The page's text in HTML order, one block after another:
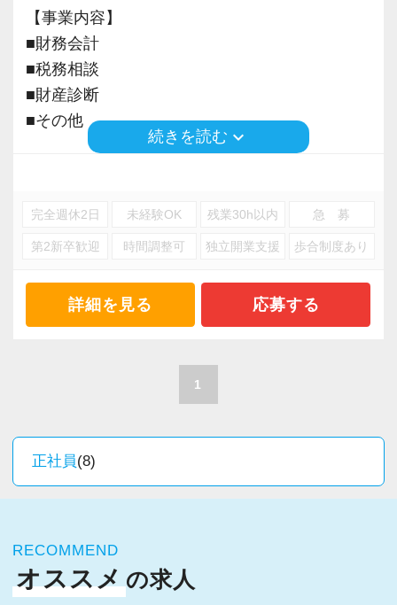
いまの仕事が次の仕事につながるよう、とこと
ん納得がいくまで調べるように心がけていま
す。
仕事のチャンスは多い会社です。
責任感があって積極的な方、お待ちしていま
ではありません。
こうした価値観に共感していただける方と一緒
に働きたいと思っています。
会計・税務のエキスパートとして法人税から一
歩先に進んだステージで活躍したい方は、ぜひ
【現役スタッフの声】
＜正社員（経験者）／入所4年目／男性／4科目
この会社を選んだのは、従業員数が多い会社の
ほうがさまざまな情報が集まってきて、よりよ
私は試験に合わせて夏休みをいただいていま
様に頼りされる税理士を目指していきたいで
す。
してほしいと考えており、夏休みは9連休取得推
奨！
よりメリハリのある働き方を目指しています。
また、受験生の方には試験休みを付与し勉強と
仕事が両立しやすい環境を整えています。
【この仕事の醍醐味は、自分自身が人気商品と
サービスの品質はもちろんお客様の満足度も自
分次第。
接感謝されるやりがいはなかなか味わえるもの
に働きたいと思っています。
会計・税務のエキスパートとして未経験からこ
当法人へお越しください！
【現役スタッフの声】
【事業内容】
■財務会計
■税務相談
■財産診断
■その他
続きを読む keyboard_arrow_down
完全週休2日 未経験OK 残業30h以内 急 募
第2新卒歓迎 時間調整可 独立開業支援 歩合制度あり
詳細を見る 応募する
1
正社員(8)
RECOMMEND
オススメの求人